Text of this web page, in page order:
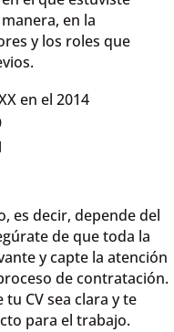
en la
y los roles que
en el 2014
es decir, depende del
de que toda la
y capte la atención
de contratación.
CV sea clara y te
para el trabajo.